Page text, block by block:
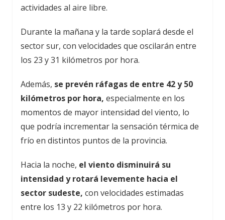
actividades al aire libre.
Durante la mañana y la tarde soplará desde el
sector sur, con velocidades que oscilarán entre
los 23 y 31 kilómetros por hora.
Además, se prevén ráfagas de entre 42 y 50
kilómetros por hora, especialmente en los
momentos de mayor intensidad del viento, lo
que podría incrementar la sensación térmica de
frío en distintos puntos de la provincia.
Hacia la noche, el viento disminuirá su
intensidad y rotará levemente hacia el
sector sudeste, con velocidades estimadas
entre los 13 y 22 kilómetros por hora.